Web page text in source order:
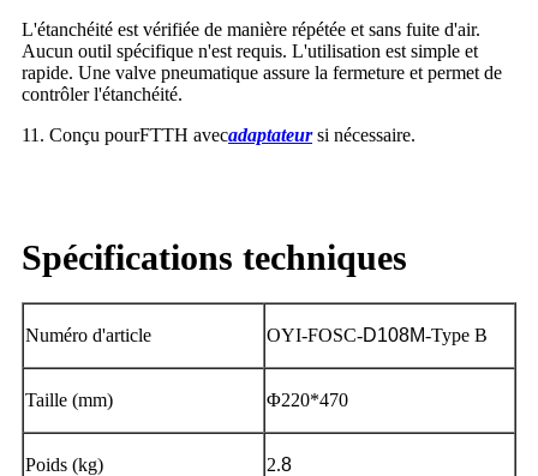
L'étanchéité est vérifiée de manière répétée et sans fuite d'air.
Aucun outil spécifique n'est requis. L'utilisation est simple et
rapide. Une valve pneumatique assure la fermeture et permet de
contrôler l'étanchéité.
11. Conçu pourFTTH avecadaptateur si nécessaire.
Spécifications techniques
Numéro d'article OYI-FOSC-D108M-Type B
Taille (mm) Φ220*470
Poids (kg) 2.8